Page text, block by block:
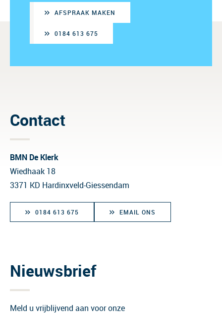
AFSPRAAK MAKEN
0184 613 675
Contact
BMN De Klerk
Wiedhaak 18
3371 KD Hardinxveld-Giessendam
0184 613 675 EMAIL ONS
Nieuwsbrief
Meld u vrijblijvend aan voor onze